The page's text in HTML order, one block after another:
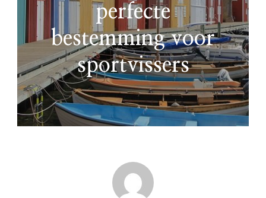
perfecte
bestemming voor
sportvissers